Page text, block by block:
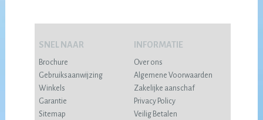
SNEL NAAR
Brochure
Gebruiksaanwijzing
Winkels
Garantie
Sitemap
INFORMATIE
Over ons
Algemene Voorwaarden
Zakelijke aanschaf
Privacy Policy
Veilig Betalen